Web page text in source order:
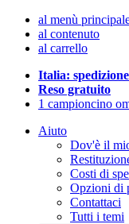
al menù
al contenuto
al carrello
Italia:
Reso gratuito
1 campioncino
Aiuto
Dov'è il
Costi di
Opzioni di
Contattaci
Tutti i temi